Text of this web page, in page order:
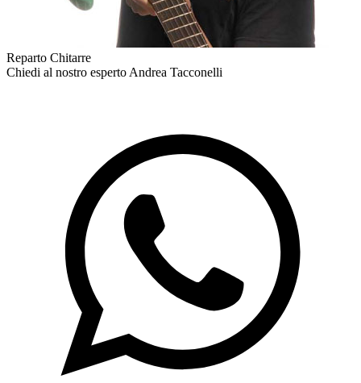
Reparto Chitarre
Chiedi al nostro espertoAndrea Tacconelli